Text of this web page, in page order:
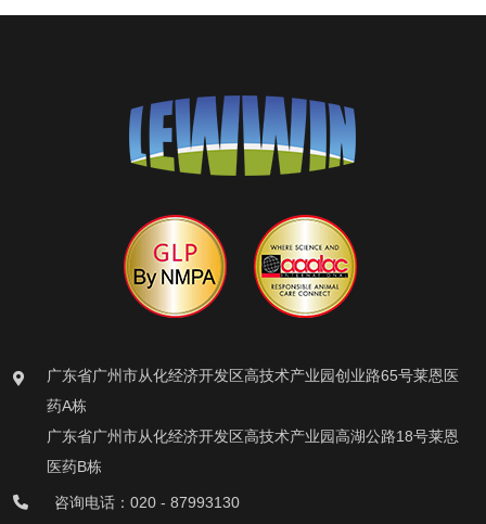
广东省广州市从化经济开发区高技术产业园创业路65号莱恩医
药A栋
广东省广州市从化经济开发区高技术产业园高湖公路18号莱恩
医药B栋
咨询电话：020 - 87993130